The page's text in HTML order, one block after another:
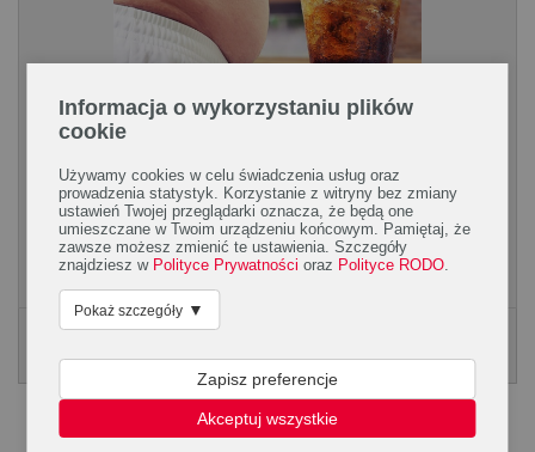
Czy napoje gazowane tuczą i szkodzą
zdrowiu?
Lekarze i dietetycy od dawna przekonują, że najzdrowsza jest
woda lub sok ze świeżo wyciśniętych owoców. Ale czy
naprawdę napoje gazowane są aż tak niezdrowe...
KLIKNIJ, ABY POBRAĆ PORADNK
Informacja o wykorzystaniu plików
cookie
Używamy cookies w celu świadczenia usług oraz
prowadzenia statystyk. Korzystanie z witryny bez zmiany
ustawień Twojej przeglądarki oznacza, że będą one
umieszczane w Twoim urządzeniu końcowym. Pamiętaj, że
zawsze możesz zmienić te ustawienia. Szczegóły
znajdziesz w Polityce Prywatności oraz Polityce RODO
Pokaż szczegóły ▼
Zapisz preferencje
Akceptuj wszystkie